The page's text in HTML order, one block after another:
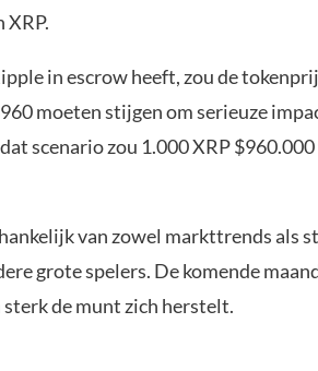
XRP.
in escrow heeft, zou de
moeten stijgen om serieuze
scenario zou 1.000 XRP
van zowel markttrends als
grote spelers. De komende
de munt zich herstelt.